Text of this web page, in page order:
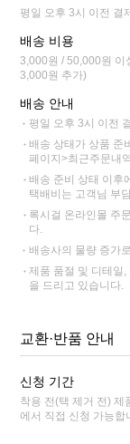
평일 오후 3시 이전 결
배송 비용
3,000원 / 50,000원 이
3,000원 추가)
배송 안내
평일 오후 3시 이전
배송 상태가 상품 준
페이지>최근주문내
배송 준비 상태 이후
택배비는 고객님 부
록시걸 온라인몰 주
다.
배송사의 물량 증가
제품 품절 및 디테일
을 드리고 있습니다.
교환·반품 안내
신청 기간
착용 전(택 제거 전) 제
에서 직접 신청 가능합